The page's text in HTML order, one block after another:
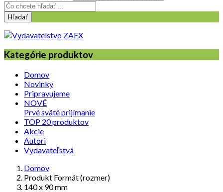
Hľadať
Kategórie produktov
Domov
Novinky
Pripravujeme
NOVÉ
Prvé sväté prijímanie
TOP 20 produktov
Akcie
Autori
Vydavateľstvá
Domov
Produkt Formát (rozmer)
140 x 90 mm